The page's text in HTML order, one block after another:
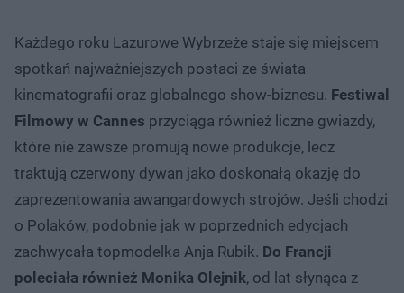
Każdego roku Lazurowe Wybrzeże staje się miejscem
spotkań najważniejszych postaci ze świata
kinematografii oraz globalnego show-biznesu. Festiwal
Filmowy w Cannes przyciąga również liczne gwiazdy,
które nie zawsze promują nowe produkcje, lecz
traktują czerwony dywan jako doskonałą okazję do
zaprezentowania awangardowych strojów. Jeśli chodzi
o Polaków, podobnie jak w poprzednich edycjach
zachwycała topmodelka Anja Rubik. Do Francji
poleciała również Monika Olejnik, od lat słynąca z